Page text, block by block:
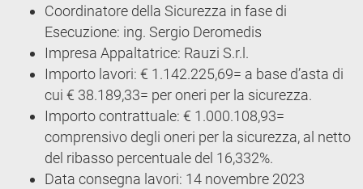
Coordinatore della Sicurezza in fase di
Esecuzione: ing. Sergio Deromedis
Impresa Appaltatrice: Rauzi S.r.l.
Importo lavori: € 1.142.225,69= a base d’asta di
cui € 38.189,33= per oneri per la sicurezza.
Importo contrattuale: € 1.000.108,93=
comprensivo degli oneri per la sicurezza, al netto
del ribasso percentuale del 16,332%.
Data consegna lavori: 14 novembre 2023